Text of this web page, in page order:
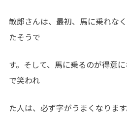
敏郎さんは、最初、馬に乗れな
たそうで
す。そして、馬に乗るのが得意
で笑われ
た人は、必ず字がうまくなりま